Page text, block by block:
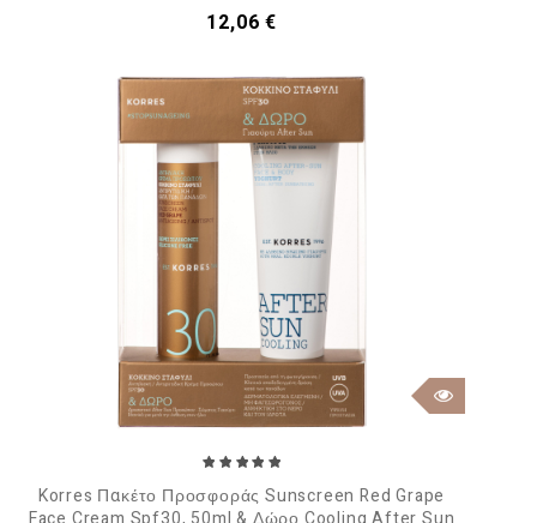
Τιμή
12,06 €
Korres Πακέτο Προσφοράς Sunscreen Red Grape